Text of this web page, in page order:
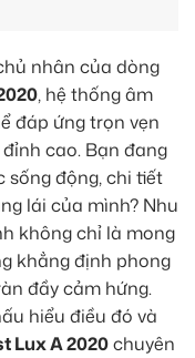
nhân của dòng
, hệ thống âm
đáp ứng trọn vẹn
cao. Bạn đang
động, chi tiết
lái của mình? Nhu
không chỉ là mong
khẳng định phong
đầy cảm hứng.
hiểu điều đó và
Lux A 2020chuyên